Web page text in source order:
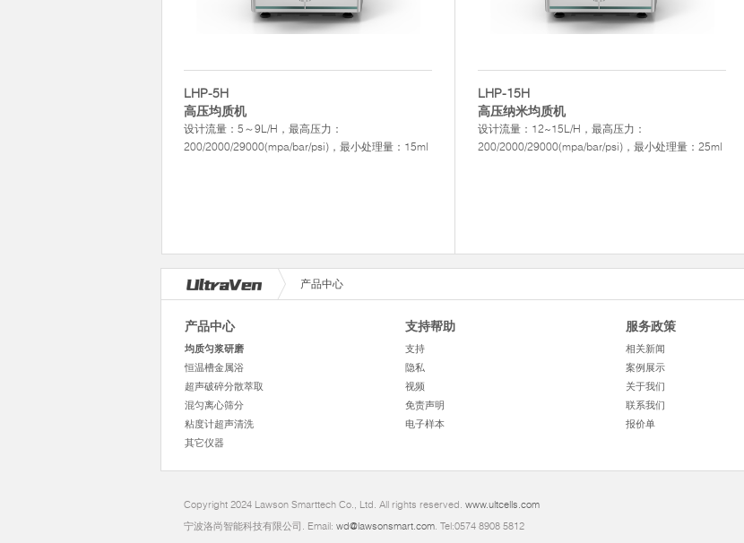
LHP-5H
高压均质机
设计流量：5～9L/H，最高压力：
200/2000/29000(mpa/bar/psi)，最小处理量：15ml
LHP-15H
高压纳米均质机
设计流量：12~15L/H，最高压力：
200/2000/29000(mpa/bar/psi)，最小处理量：25ml
产品中心
产品中心
均质匀浆研磨
恒温槽金属浴
超声破碎分散萃取
混匀离心筛分
粘度计超声清洗
其它仪器
支持帮助
支持
隐私
视频
免责声明
电子样本
服务政策
相关新闻
案例展示
关于我们
联系我们
报价单
Copyright 2024 Lawson Smarttech Co., Ltd. All rights reserved. www.ultcells.com
宁波洛尚智能科技有限公司. Email: wd@lawsonsmart.com. Tel:0574 8908 5812